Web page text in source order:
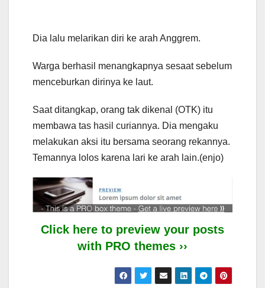
Dia lalu melarikan diri ke arah Anggrem.
Warga berhasil menangkapnya sesaat sebelum
menceburkan dirinya ke laut.
Saat ditangkap, orang tak dikenal (OTK) itu
membawa tas hasil curiannya. Dia mengaku
melakukan aksi itu bersama seorang rekannya.
Temannya lolos karena lari ke arah lain.(enjo)
Click here to preview your posts
with PRO themes ››